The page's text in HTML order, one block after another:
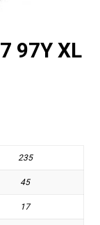
97Y XL
235
45
17